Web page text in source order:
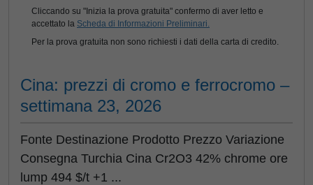
Cliccando su "Inizia la prova gratuita" confermo di aver letto e
accettato la Scheda di Informazioni Preliminari.
Per la prova gratuita non sono richiesti i dati della carta di credito.
Cina: prezzi di cromo e ferrocromo –
settimana 23, 2026
Fonte Destinazione Prodotto Prezzo Variazione
Consegna Turchia Cina Cr2O3 42% chrome ore
lump 494 $/t +1 ...